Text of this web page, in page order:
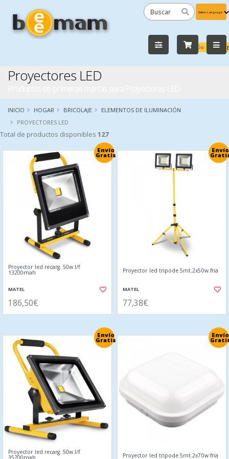
by
Proyectores LED
INICIO HOGAR BRICOLAJE
ELEMENTOS DE ILUMINACIÓN
PROYECTORES LED
Total de productos disponibles 127
Envío
Gratis
Proyector led recarg. 50w.l/f
13200mah
MATEL
186,50€
Envío
Proyector led tripode 5mt.2x50w.fria
MATEL
77,38€
Envío
Gratis
Proyector led recarg. 50w.l/f
35200mah
Envío
Proyector led tripode 5mt.2x70w.fria